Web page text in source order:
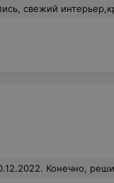
интерьер,красиво
минуты МС проиграл...по интерьеру... и главное вкусу. Лучше фри